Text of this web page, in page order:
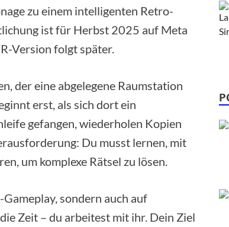
zu einem intelligenten Retro-
ist für Herbst 2025 auf Meta
Version folgt später.
der eine abgelegene Raumstation
erst, als sich dort ein
gefangen, wiederholen Kopien
Du musst lernen, mit
um komplexe Rätsel zu lösen.
sondern auch auf
Zeit – du arbeitest mit ihr. Dein Ziel